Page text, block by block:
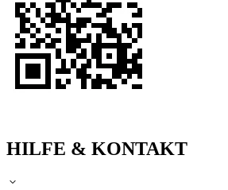
HILFE & KONTAKT